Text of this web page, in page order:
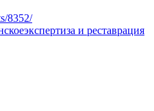
8352/
экспертиза и реставрация